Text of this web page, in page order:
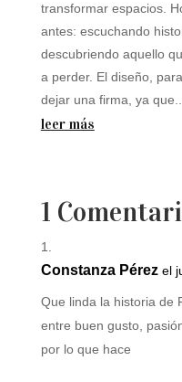
transformar espacios.
antes: escuchando
descubriendo aquello
a perder. El diseño,
dejar una firma, ya que...
leer más
1
Constanza Pérez el
Que linda la historia de
entre buen gusto,
por lo que hace